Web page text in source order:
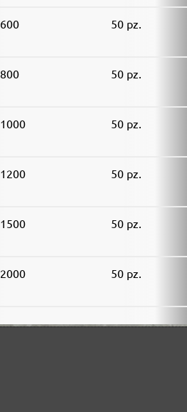
600 50 pz.
800 50 pz.
1000 50 pz.
1200 50 pz.
1500 50 pz.
2000 50 pz.